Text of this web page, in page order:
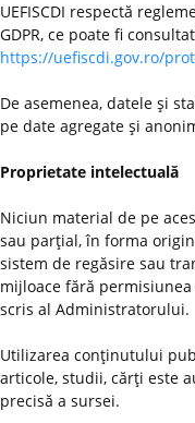
UEFISCDI respectă
GDPR, ce poate fi
https://uefiscdi.gov.ro/
De asemenea, datele şi
pe date agregate şi
Proprietate intelectuală
Niciun material de pe
sau parţial, în forma
sistem de regăsire sau
mijloace fără
scris al Administratorului.
Utilizarea conţinutului
articole, studii, cărţi este
precisă a sursei.